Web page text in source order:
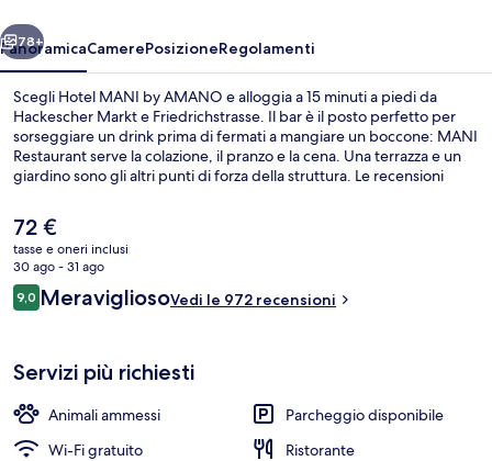
Avanti
78+
PanoramicaCamerePosizioneRegolamenti
Scegli Hotel MANI by AMANO e alloggia a 15 minuti a piedi da
Hackescher Markt e Friedrichstrasse. Il bar è il posto perfetto per
sorseggiare un drink prima di fermati a mangiare un boccone: MANI
Restaurant serve la colazione, il pranzo e la cena. Una terrazza e un
giardino sono gli altri punti di forza della struttura. Le recensioni
una comoda base per spostarsi con i mezzi pubblici: Rosenthaler
Platz U-Bahn si trova a 4 min a piedi e Fermata del tram di
Brunnenstraße-Invalidenstraße a 6.
Il
prezzo
attuale
è
72 €
72 €
tasse e oneri inclusi
30 ago - 31 ago
Recensioni
9,09,0 su 10
MeravigliosoVedi le 972 recensioni
Servizi più richiesti
Animali ammessi
Parcheggio disponibile
Wi-Fi gratuito
Ristorante